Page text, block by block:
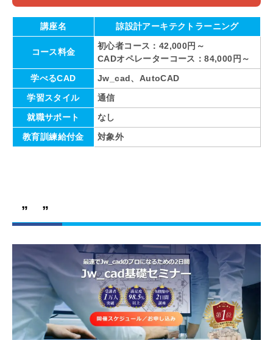
講座名 諒設計アーキテクトラーニング
コース料金
初心者コース：42,000円～
CADオペレーターコース：84,000円～
学べるCAD
Jw_cad、AutoCAD
学習スタイル
通信
就職サポート
なし
教育訓練給付金
対象外
” ”